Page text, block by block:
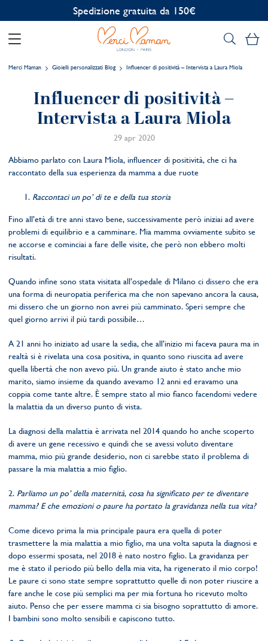
Spedizione gratuita da 150€
Il
Merci Maman Gioielli personalizzati Blog Influencer di positività – Intervista a Laura Miola
Influencer di positività –
Intervista a Laura Miola
29 apr 2020
Abbiamo parlato con Laura Miola, influencer di positività, che ci ha
raccontato della sua esperienza da mamma a due ruote
Raccontaci un po’ di te e della tua storia
Fino all’età di tre anni stavo bene, successivamente però iniziai ad avere
problemi di equilibrio e a camminare. Mia mamma ovviamente subito se
ne accorse e cominciai a fare delle visite, che però non ebbero molti
risultati.
Quando infine sono stata visitata all’ospedale di Milano ci dissero che era
una forma di neuropatia periferica ma che non sapevano ancora la causa,
mi dissero che un giorno non avrei più camminato. Speri sempre che
quel giorno arrivi il più tardi possibile…
A 21 anni ho iniziato ad usare la sedia, che all’inizio mi faceva paura ma in
realtà si è rivelata una cosa positiva, in quanto sono riuscita ad avere
quella libertà che non avevo più. Un grande aiuto è stato anche mio
marito, siamo insieme da quando avevamo 12 anni ed eravamo una
coppia come tante altre. È sempre stato al mio fianco facendomi vedere
la malattia da un diverso punto di vista.
La diagnosi della malattia è arrivata nel 2014 quando ho anche scoperto
di avere un gene recessivo e quindi che se avessi voluto diventare
mamma, mio più grande desiderio, non ci sarebbe stato il problema di
passare la mia malattia a mio figlio.
2. Parliamo un po’ della maternità, cosa ha significato per te diventare
mamma? E che emozioni o paure ha portato la gravidanza nella tua vita?
Come dicevo prima la mia principale paura era quella di poter
trasmettere la mia malattia a mio figlio, ma una volta saputa la diagnosi e
dopo essermi sposata, nel 2018 è nato nostro figlio. La gravidanza per
me è stato il periodo più bello della mia vita, ha rigenerato il mio corpo!
Le paure ci sono state sempre soprattutto quelle di non poter riuscire a
fare anche le cose più semplici ma per mia fortuna ho ricevuto molto
aiuto. Penso che per essere mamma ci sia bisogno soprattutto di amore.
I bambini sono molto sensibili e capiscono tutto.